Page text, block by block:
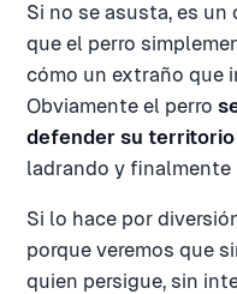
Si no se asusta, es
que el perro
cómo un extraño que
Obviamente el perro
defender su territorio
ladrando y finalmente
Si lo hace por
porque veremos que
quien persigue, sin